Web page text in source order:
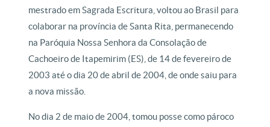
mestrado em Sagrada Escritura, voltou ao Brasil para
colaborar na província de Santa Rita, permanecendo
na Paróquia Nossa Senhora da Consolação de
Cachoeiro de Itapemirim (ES), de 14 de fevereiro de
2003 até o dia 20 de abril de 2004, de onde saiu para
a nova missão.
No dia 2 de maio de 2004, tomou posse como pároco